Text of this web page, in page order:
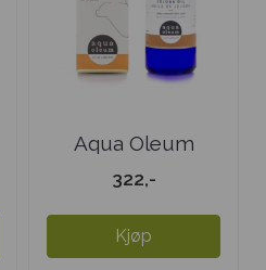
Aqua Oleum
Jojobaolje
322,-
Kjøp